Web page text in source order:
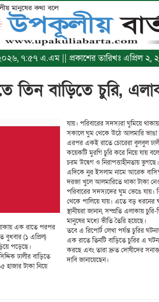
৭:৫৭ এ.এম || প্রকাশের তারিখঃ এপ্রিল
তিন বাড়িতে চুরি,
এক রাতে পরপর
বুধবার (১ এপ্রিল)
পড়েছে।
ঢালীর বাড়িতে
হাজার টাকা নিয়ে
যায়। পরিবারের সদস্যরা ঘুমিয়ে
সকালে ঘুম থেকে উঠে আলমারি ভাঙা
এরপর একই রাতে চোরেরা বুলবুল
কয়েকটি মুরগি চুরি করে নিয়ে যায়
চরম উদ্বেগ ও নিরাপত্তাহীনতায় ভুগছে।
এদিকে নুর ইসলাম নামে আরেক
দরজা খুলে আলমারিতে থাকা টাকা
পরিবারের সদস্যদের ঘুম ভেঙে যায়।
থেকে পালিয়ে যায়। এতে বড় ধরনের
স্থানীয়রা জানান, সম্প্রতি এলাকায়
মানুষের মধ্যে ভীতি তৈরি হয়েছে।
তবে এ রিপোর্ট লেখা পর্যন্ত চুরির
এক রাতে তিনটি বাড়িতে চুরির এ
করছে এবং তারা দ্রুত দোষীদের
দাবি জানায়েছেন।